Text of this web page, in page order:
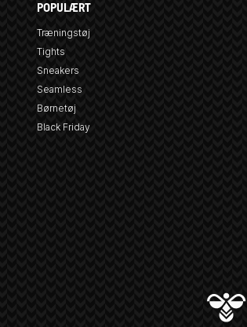
POPULÆRT
Træningstøj
Tights
Sneakers
Seamless
Børnetøj
Black Friday